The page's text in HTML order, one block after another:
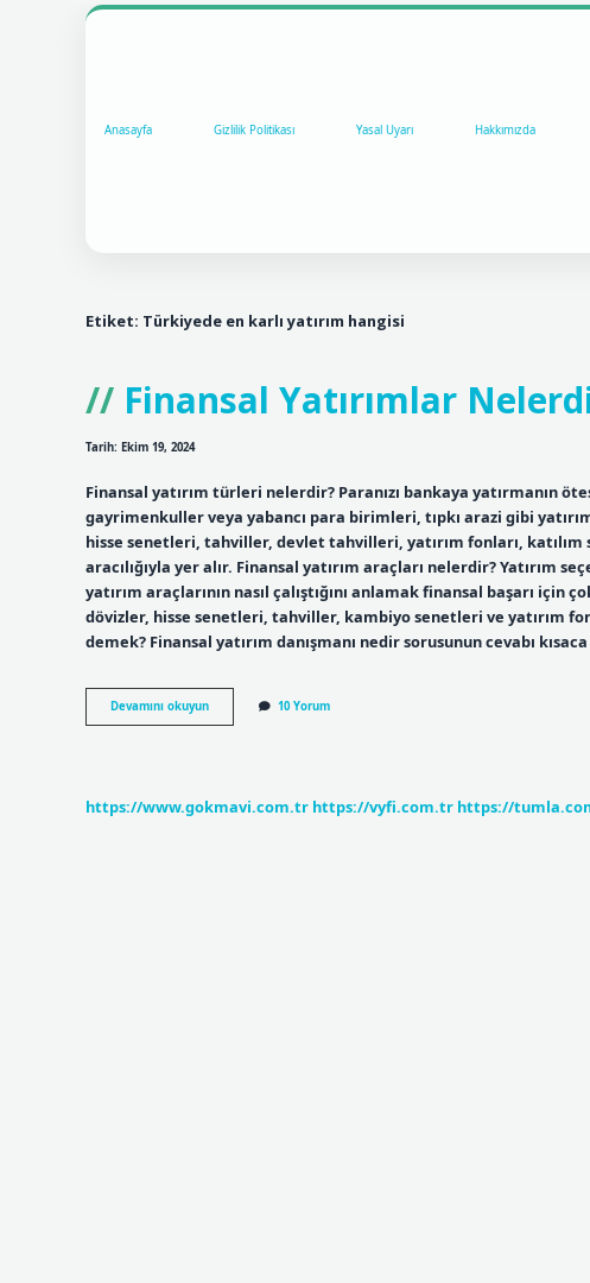
Anasayfa Gizlilik Politikası Yasal Uyarı Hakkımızda
Etiket: Türkiyede en karlı yatırım hangisi
Finansal Yatırımlar
Tarih: Ekim 19, 2024
Finansal yatırım türleri nelerdir? Paranızı bankaya yatırmanın
gayrimenkuller veya yabancı para birimleri, tıpkı arazi gibi
hisse senetleri, tahviller, devlet tahvilleri, yatırım fonları, katılım
aracılığıyla yer alır. Finansal yatırım araçları nelerdir? Yatırım
yatırım araçlarının nasıl çalıştığını anlamak finansal başarı için
dövizler, hisse senetleri, tahviller, kambiyo senetleri ve yatırım
demek? Finansal yatırım danışmanı nedir sorusunun cevabı
Devamını okuyunFinansal
Yatırımlar
10 Yorum
https://www.gokmavi.com.tr https://vyfi.com.tr https://